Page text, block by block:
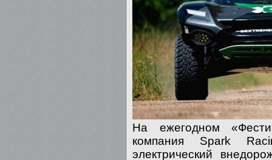
На ежегодном
компания Spark
электрический